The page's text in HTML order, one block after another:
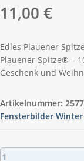
11,00 €
Edles Plauener
Plauener Spitze® –
Geschenk und
Artikelnummer: 2577
Fensterbilder Winter
Plauener